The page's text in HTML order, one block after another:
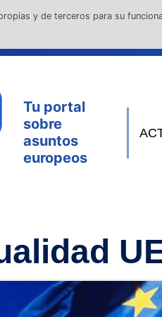
y de terceros para su
Tu portal
sobre
asuntos
europeos
El
La
La
Bruselas